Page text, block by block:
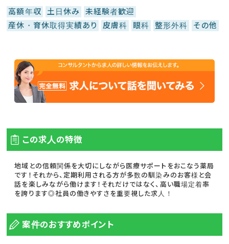
高額年収 土日休み
未経験者歓迎
産休・育休取得実績あり
皮膚科 眼科 整形外科 その他
この求人の特徴
地域との信頼関係を大切にしながら医療サポートをおこなう薬局
です！それから、定期利用される方が多数の馴染みのお客様と会
話を楽しみながら働けます！それだけではなく、高い職場定着率
を誇ります◎社員の働きやすさを重要視した求人！
案件のおすすめポイント